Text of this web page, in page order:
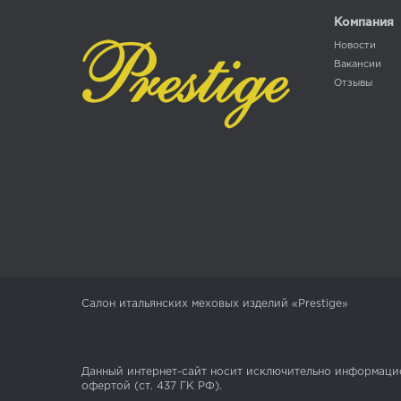
Компания
Новости
Вакансии
Отзывы
Салон итальянских меховых изделий «Prestige»
Данный интернет-сайт носит исключительно
офертой (ст. 437 ГК РФ).